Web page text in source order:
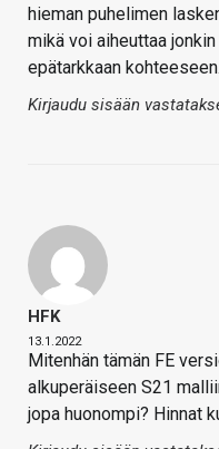
hieman puhelimen
mikä voi aiheuttaa
epätarkkaan kohteeseen.
Kirjaudu sisään
HFK
13.1.2022
Mitenhän tämän FE
alkuperäiseen S21
jopa huonompi? Hinnat